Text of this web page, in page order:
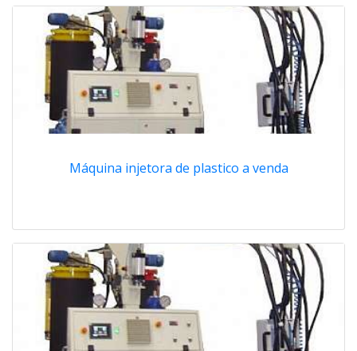
Máquina injetora de plastico a venda